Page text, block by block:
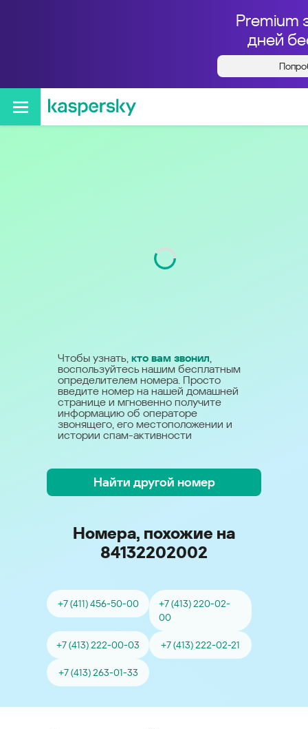
Premium
дней
Кто звонил с номера
+74132202002
Чтобы узнать, кто вам звонил,
воспользуйтесь нашим бесплатным
определителем номера. Просто
введите номер на нашей домашней
странице и мгновенно получите
информацию об операторе
звонящего, его местоположении и
истории спам-активности
Найти другой номер
Номера, похожие на
84132202002
+7 (411) 456-50-00
+7 (413) 220-02-
00
+7 (413) 222-00-03 +7 (413) 222-02-21
+7 (413) 263-01-33